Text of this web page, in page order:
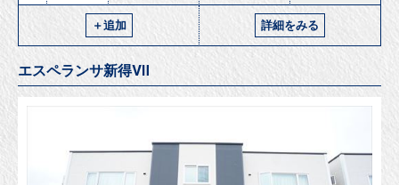
＋追加 詳細をみる
エスペランサ新得Ⅶ